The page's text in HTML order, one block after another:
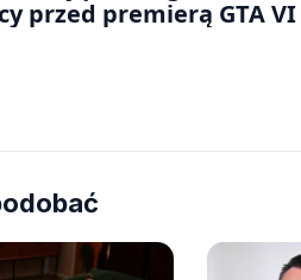
przed premierą GTA VI